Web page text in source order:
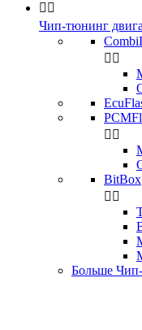
 
Чип-тюнинг
 
 
BitBox
 
Больше